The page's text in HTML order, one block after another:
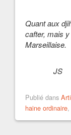
Quant aux
cafter, mais
Marseillaise.
JS
Publié dans
haine ordinaire,